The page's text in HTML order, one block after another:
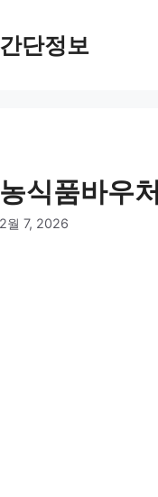
간단정보
농식품바우
2월 7, 2026